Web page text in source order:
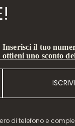
Inserisci il tuo
ottieni uno sconto
di telefono e